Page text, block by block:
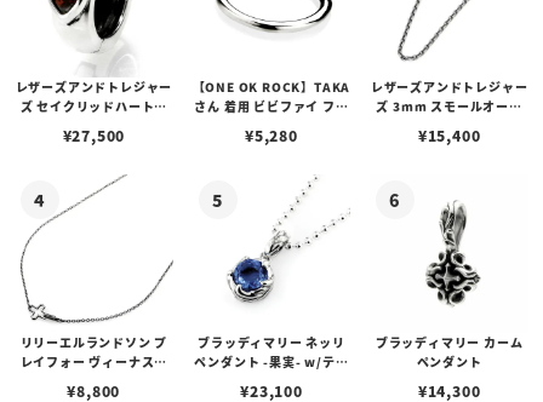
レザーズアンドトレジャー
ズ セイクリッドハートピ
¥27,500
【ONE OK ROCK】TAKA
さん 着用 ビビファイ フー
¥5,280
レザーズアンドトレジャー
ズ 3mm スモールオーバ
ブスタークラスプ＆LTロ
¥15,400
リリーエルランドソン プ
レイフォー ヴィーナスチ
¥8,800
ブラッディマリー ネッリ
ペンダント -果実- w/ティ
¥23,100
ブラッディマリー カーム
ペンダント
¥14,300